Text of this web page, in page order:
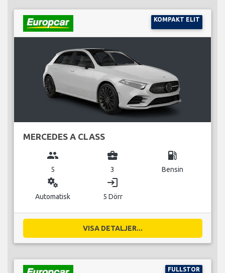
KOMPAKT ELIT
MERCEDES A CLASS
group
5
business_center
3
local_gas_station
Bensin
miscellaneous_services
Automatisk
login
5 Dörr
VISA DETALJER...
FULLSTOR